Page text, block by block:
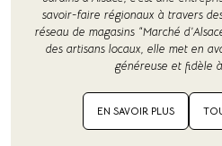
savoir-faire régionaux à travers
réseau de magasins “Marché
des artisans locaux, elle met en
généreuse et fidèle
EN SAVOIR PLUS